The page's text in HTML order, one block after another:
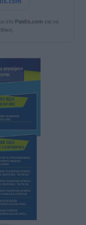
στο Paidis.com για να